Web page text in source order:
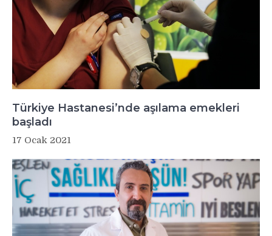
Türkiye Hastanesi’nde aşılama emekleri
başladı
17 Ocak 2021